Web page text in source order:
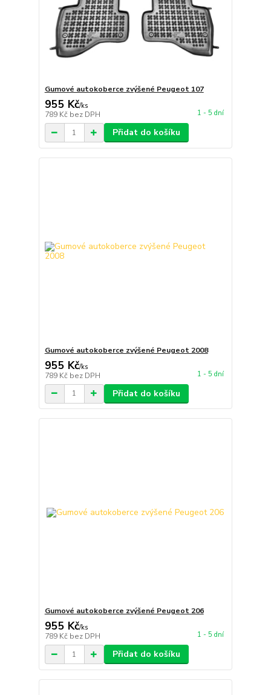
Gumové autokoberce zvýšené Peugeot 107
955 Kč/ks
789 Kč bez DPH 1 - 5 dní
Přidat do košíku
Gumové autokoberce zvýšené Peugeot 2008
955 Kč/ks
789 Kč bez DPH 1 - 5 dní
Přidat do košíku
Gumové autokoberce zvýšené Peugeot 206
955 Kč/ks
789 Kč bez DPH 1 - 5 dní
Přidat do košíku